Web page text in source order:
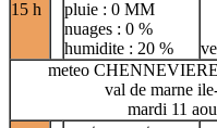
15 h
pluie : 0 MM
nuages : 0 %
humidite : 20 %
meteo
val de marne
mardi 11